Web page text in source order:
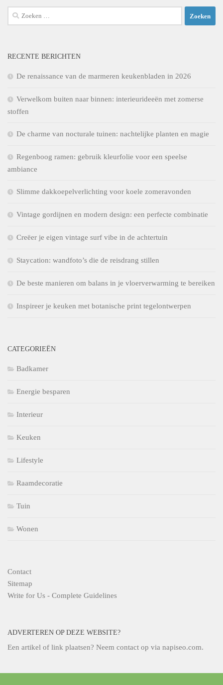
Zoeken
naar:
RECENTE BERICHTEN
De renaissance van de marmeren keukenbladen in 2026
Verwelkom buiten naar binnen: interieurideeën met zomerse
stoffen
De charme van nocturale tuinen: nachtelijke planten en magie
Regenboog ramen: gebruik kleurfolie voor een speelse
ambiance
Slimme dakkoepelverlichting voor koele zomeravonden
Vintage gordijnen en modern design: een perfecte combinatie
Creëer je eigen vintage surf vibe in de achtertuin
Staycation: wandfoto’s die de reisdrang stillen
De beste manieren om balans in je vloerverwarming te bereiken
Inspireer je keuken met botanische print tegelontwerpen
CATEGORIEËN
Badkamer
Energie besparen
Interieur
Keuken
Lifestyle
Raamdecoratie
Tuin
Wonen
Contact
Sitemap
Write for Us - Complete Guidelines
ADVERTEREN OP DEZE WEBSITE?
Een artikel of link plaatsen? Neem contact op via napiseo.com.